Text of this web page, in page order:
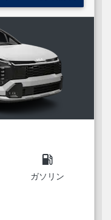
local_gas_station
ガソリン